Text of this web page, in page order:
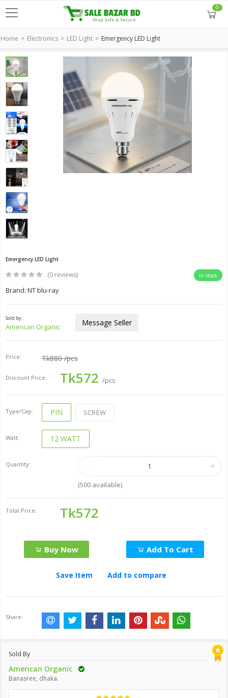
0
Home Electronics LED Light Emergency LED Light
Emergency LED Light
(0 reviews) In stock
Brand: NT blu-ray
Sold by:
American Organic Message Seller
Price: Tk880/pcs
Discount Price: Tk572 /pcs
Type/Cap: PIN SCREW
Watt: 12 WATT
Quantity:
(500available)
Total Price: Tk572
Buy Now Add To Cart
Save Item Add to compare
Share:
Sold By
American Organic
Banasree, dhaka.